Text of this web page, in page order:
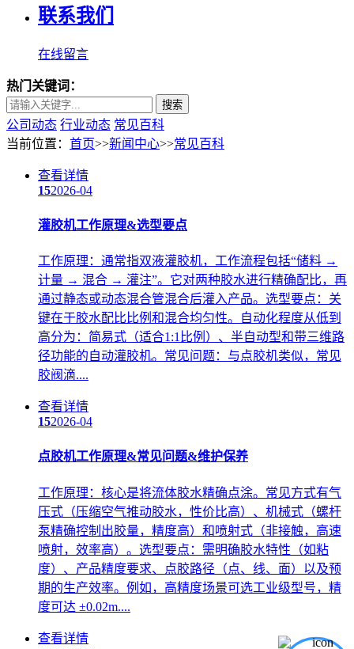
联系我们
在线留言
热门关键词：
搜索
公司动态 行业动态 常见百科
当前位置： 首页>>新闻中心>>常见百科
查看详情
152026-04
灌胶机工作原理&选型要点
工作原理：通常指双液灌胶机，工作流程包括“储料 →
计量 → 混合 → 灌注”。它对两种胶水进行精确配比，再
通过静态或动态混合管混合后灌入产品。选型要点：关
键在于胶水配比比例和混合均匀性。自动化程度从低到
高分为：简易式（适合1:1比例）、半自动型和带三维路
径功能的自动灌胶机。常见问题：与点胶机类似，常见
胶阀滴....
查看详情
152026-04
点胶机工作原理&常见问题&维护保养
工作原理：核心是将流体胶水精确点涂。常见方式有气
压式（压缩空气推动胶水，性价比高）、机械式（螺杆
泵精确控制出胶量，精度高）和喷射式（非接触，高速
喷射，效率高）。选型要点：需明确胶水特性（如粘
度）、产品精度要求、点胶路径（点、线、面）以及预
期的生产效率。例如，高精度场景可选工业级型号，精
度可达 ±0.02m....
查看详情